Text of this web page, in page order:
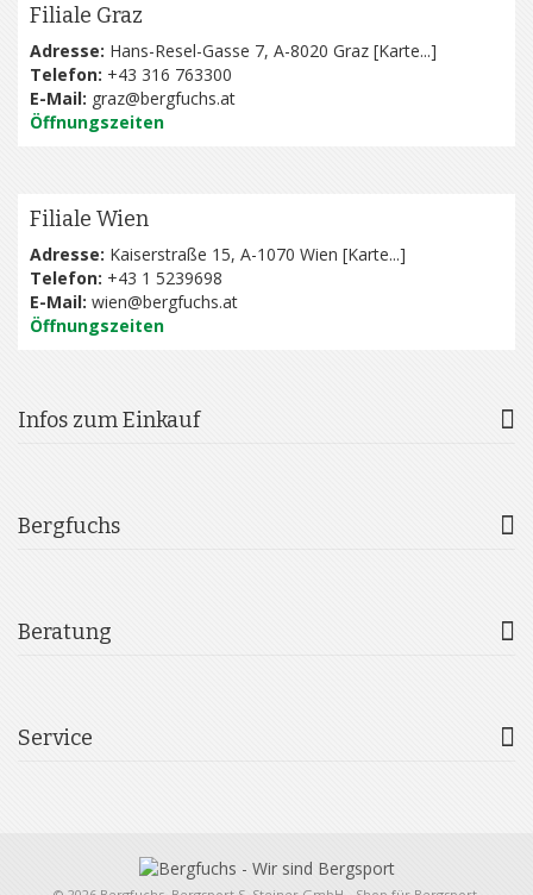
Filiale Graz
Adresse: Hans-Resel-Gasse 7, A-8020 Graz [Karte...]
Telefon: +43 316 763300
E-Mail: graz@bergfuchs.at
Öffnungszeiten
Filiale Wien
Adresse: Kaiserstraße 15, A-1070 Wien [Karte...]
Telefon: +43 1 5239698
E-Mail: wien@bergfuchs.at
Öffnungszeiten
Infos zum Einkauf
Bergfuchs
Beratung
Service